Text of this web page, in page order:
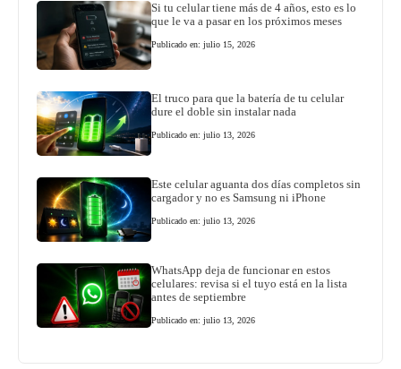
Si tu celular tiene más de 4 años, esto es lo
que le va a pasar en los próximos meses
Publicado en: julio 15, 2026
El truco para que la batería de tu celular
dure el doble sin instalar nada
Publicado en: julio 13, 2026
Este celular aguanta dos días completos sin
cargador y no es Samsung ni iPhone
Publicado en: julio 13, 2026
WhatsApp deja de funcionar en estos
celulares: revisa si el tuyo está en la lista
antes de septiembre
Publicado en: julio 13, 2026